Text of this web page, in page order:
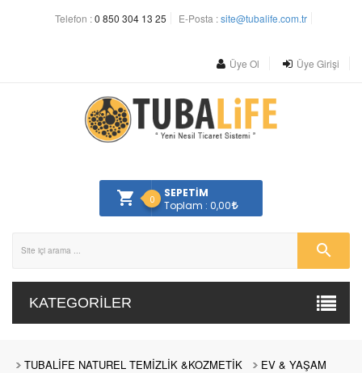
Telefon :0 850 304 13 25 E-Posta :site@tubalife.com.tr
Üye Ol Üye Girişi
SEPETİM
0 Toplam : 0,00
KATEGORILER
TUBALİFE NATUREL TEMİZLİK &KOZMETİK
EV & YAŞAM